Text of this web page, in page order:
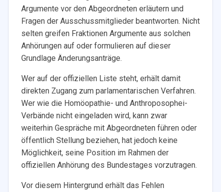
Argumente vor den Abgeordneten erläutern und
Fragen der Ausschussmitglieder beantworten. Nicht
selten greifen Fraktionen Argumente aus solchen
Anhörungen auf oder formulieren auf dieser
Grundlage Änderungsanträge.
Wer auf der offiziellen Liste steht, erhält damit
direkten Zugang zum parlamentarischen Verfahren.
Wer wie die Homöopathie- und Anthroposophei-
Verbände nicht eingeladen wird, kann zwar
weiterhin Gespräche mit Abgeordneten führen oder
öffentlich Stellung beziehen, hat jedoch keine
Möglichkeit, seine Position im Rahmen der
offiziellen Anhörung des Bundestages vorzutragen.
Vor diesem Hintergrund erhält das Fehlen